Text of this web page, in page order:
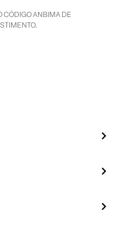
CÓDIGO ANBIMA DE